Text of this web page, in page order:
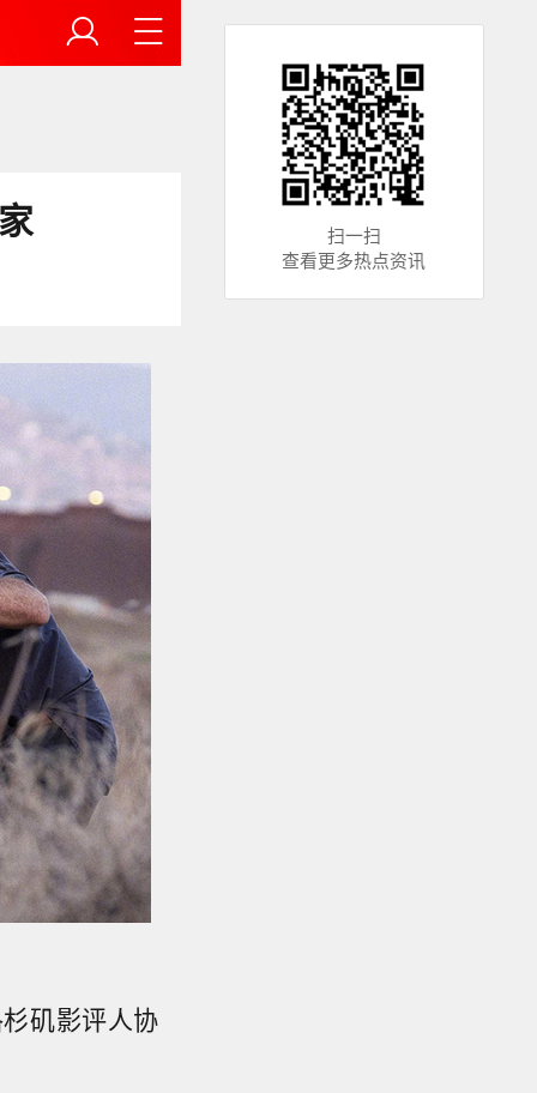
矶影评人协
扫一扫
查看更多热点资讯